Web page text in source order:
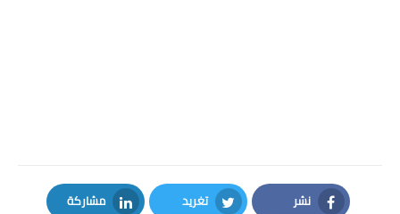
نشر تغريد مشاركة